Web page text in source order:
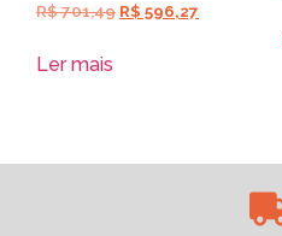
R$701,49 R$ 596,27
Ler mais